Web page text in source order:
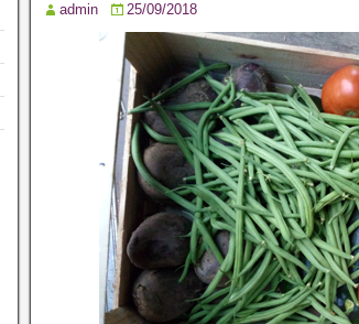
admin 25/09/2018